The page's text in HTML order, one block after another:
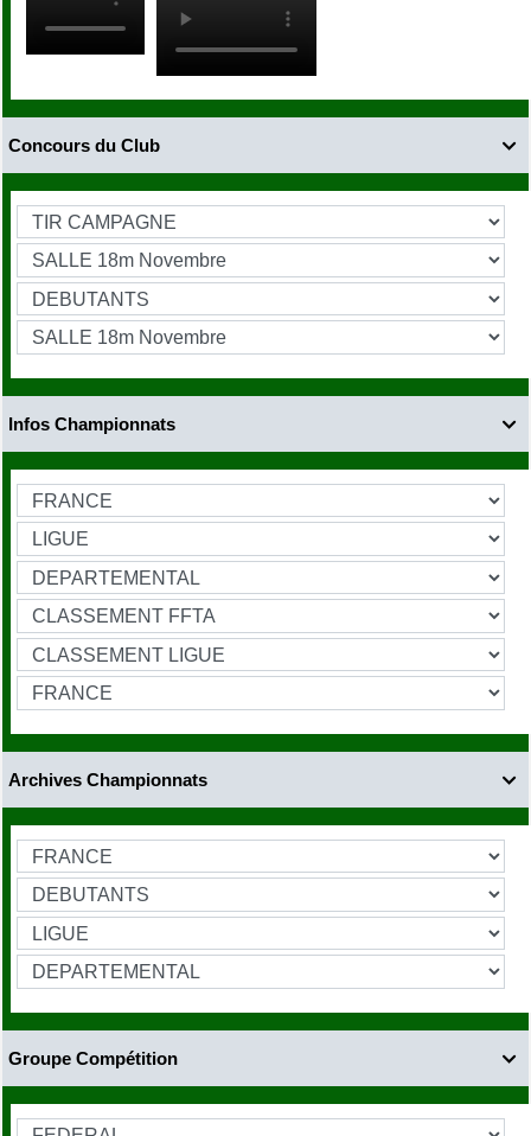

Concours du Club

Infos Championnats

Archives Championnats

Groupe Compétition